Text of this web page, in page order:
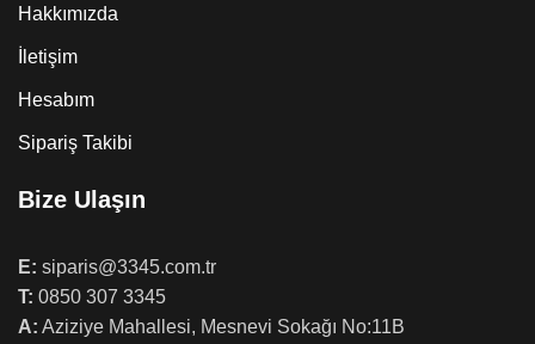
Hakkımızda
İletişim
Hesabım
Sipariş Takibi
Bize Ulaşın
E: siparis@3345.com.tr
T: 0850 307 3345
A: Aziziye Mahallesi, Mesnevi Sokağı No:11B